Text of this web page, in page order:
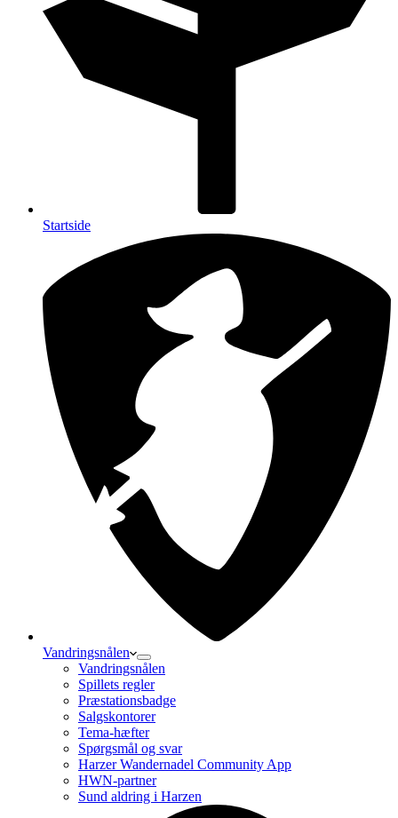
Startside
Vandringsnålen
Vandringsnålen
Spillets regler
Præstationsbadge
Salgskontorer
Tema-hæfter
Spørgsmål og svar
Harzer Wandernadel Community App
HWN-partner
Sund aldring i Harzen